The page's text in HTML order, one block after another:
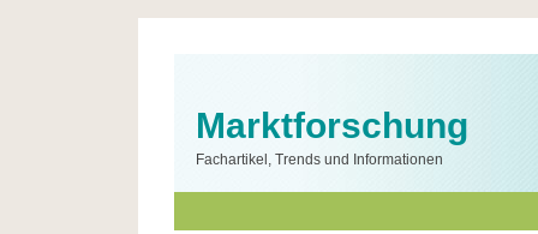
Marktforschung
Fachartikel, Trends und Informationen